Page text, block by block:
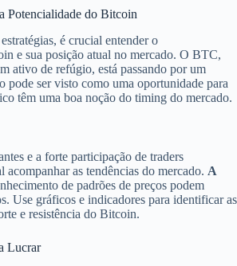
Potencialidade do Bitcoin
é crucial entender o
e sua posição atual no mercado. O BTC,
ativo de refúgio, está passando por um
pode ser visto como uma oportunidade para
têm uma boa noção do timing do mercado.
e a forte participação de traders
acompanhar as tendências do mercado. A
de padrões de preços podem
Use gráficos e indicadores para identificar as
e resistência do Bitcoin.
Lucrar